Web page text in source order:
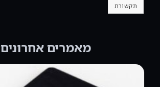
תקשורת
מאמרים אחרונים